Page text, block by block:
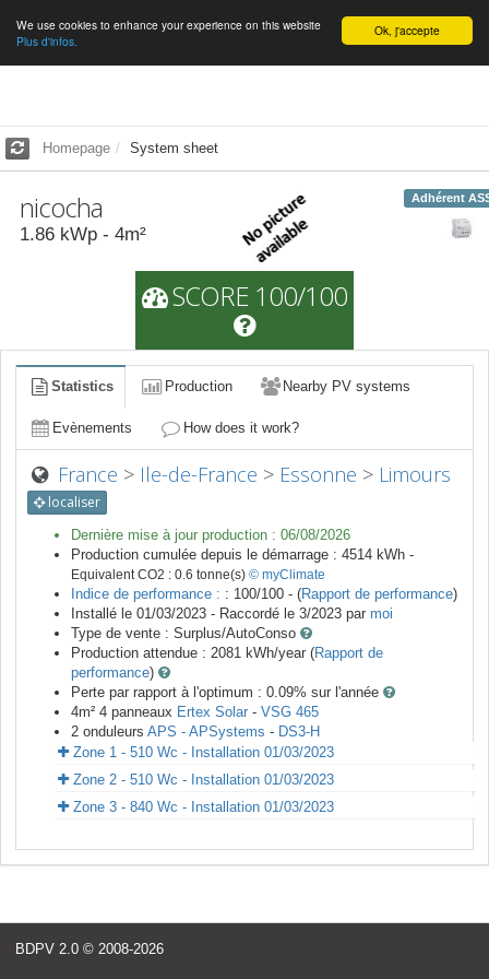
English Ok, j'accepte
We use cookies to enhance your experience on this website
Plus d'infos.
Homepage System sheet
nicocha
1.86 kWp - 4m²
Adhérent
SCORE 100/100
Statistics Production Nearby PV systems
Evènements How does it work?
France > Ile-de-France > Essonne > Limours
localiser
Dernière mise à jour production : 06/08/2026
Production cumulée depuis le démarrage : 4514 kWh -
Equivalent CO2 : 0.6 tonne(s) © myClimate
Indice de performance : : 100/100 - (Rapport de performance)
Installé le 01/03/2023 - Raccordé le 3/2023 par moi
Type de vente : Surplus/AutoConso
Production attendue : 2081 kWh/year (Rapport de
performance)
Perte par rapport à l'optimum : 0.09% sur l'année
4m² 4 panneaux Ertex Solar - VSG 465
2 onduleurs APS - APSystems - DS3-H
Zone 1 - 510 Wc - Installation 01/03/2023
Zone 2 - 510 Wc - Installation 01/03/2023
Zone 3 - 840 Wc - Installation 01/03/2023
BDPV 2.0 © 2008-2026